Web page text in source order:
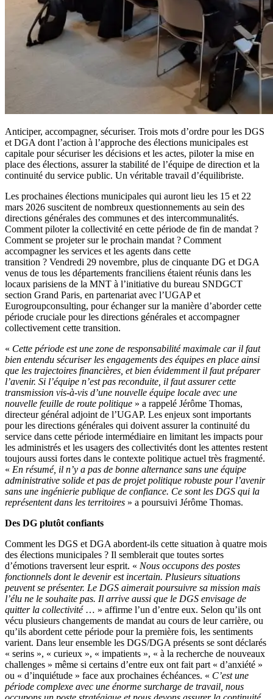
Anticiper, accompagner, sécuriser. Trois mots d’ordre pour les DGS
et DGA dont l’action à l’approche des élections municipales est
capitale pour sécuriser les décisions et les actes, piloter la mise en
place des élections, assurer la stabilité de l’équipe de direction et la
continuité du service public. Un véritable travail d’équilibriste.
Les prochaines élections municipales qui auront lieu les 15 et 22
mars 2026 suscitent de nombreux questionnements au sein des
directions générales des communes et des intercommunalités.
Comment piloter la collectivité en cette période de fin de mandat ?
Comment se projeter sur le prochain mandat ? Comment
accompagner les services et les agents dans cette
transition ? Vendredi 29 novembre, plus de cinquante DG et DGA
venus de tous les départements franciliens étaient réunis dans les
locaux parisiens de la MNT à l’initiative du bureau SNDGCT
section Grand Paris, en partenariat avec l’UGAP et
Eurogroupconsulting, pour échanger sur la manière d’aborder cette
période cruciale pour les directions générales et accompagner
collectivement cette transition.
« Cette période est une zone de responsabilité maximale car il faut
bien entendu sécuriser les engagements des équipes en place ainsi
que les trajectoires financières, et bien évidemment il faut préparer
l’avenir. Si l’équipe n’est pas reconduite, il faut assurer cette
transmission vis-à-vis d’une nouvelle équipe locale avec une
nouvelle feuille de route politique » a rappelé Jérôme Thomas,
directeur général adjoint de l’UGAP. Les enjeux sont importants
pour les directions générales qui doivent assurer la continuité du
service dans cette période intermédiaire en limitant les impacts pour
les administrés et les usagers des collectivités dont les attentes restent
toujours aussi fortes dans le contexte politique actuel très fragmenté.
« En résumé, il n’y a pas de bonne alternance sans une équipe
administrative solide et pas de projet politique robuste pour l’avenir
sans une ingénierie publique de confiance. Ce sont les DGS qui la
représentent dans les territoires » a poursuivi Jérôme Thomas.
Des DG plutôt confiants
Comment les DGS et DGA abordent-ils cette situation à quatre mois
des élections municipales ? Il semblerait que toutes sortes
d’émotions traversent leur esprit. « Nous occupons des postes
fonctionnels dont le devenir est incertain. Plusieurs situations
peuvent se présenter. Le DGS aimerait poursuivre sa mission mais
l’élu ne le souhaite pas. Il arrive aussi que le DGS envisage de
quitter la collectivité … » affirme l’un d’entre eux. Selon qu’ils ont
vécu plusieurs changements de mandat au cours de leur carrière, ou
qu’ils abordent cette période pour la première fois, les sentiments
varient. Dans leur ensemble les DGS/DGA présents se sont déclarés
« serins », « curieux », « impatients », « à la recherche de nouveaux
challenges » même si certains d’entre eux ont fait part « d’anxiété »
ou « d’inquiétude » face aux prochaines échéances. « C’est une
période complexe avec une énorme surcharge de travail, nous